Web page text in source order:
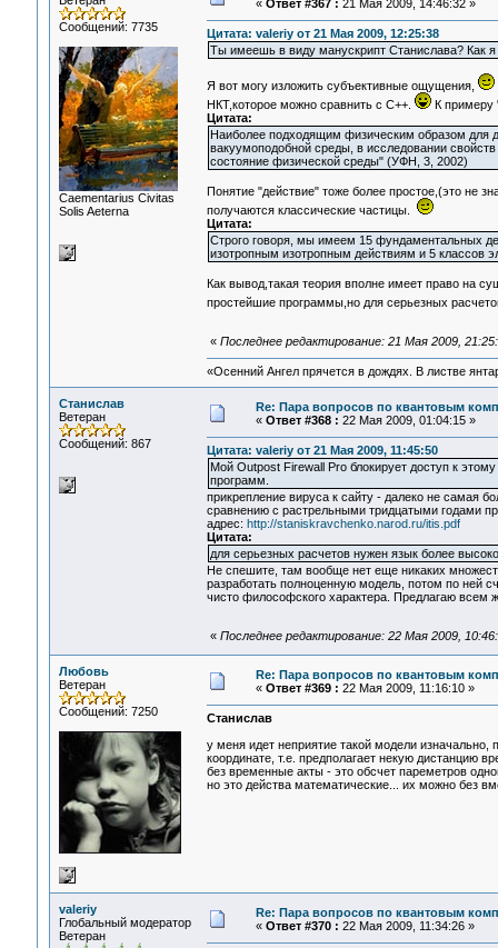
Сообщений: 7735
Сaementarius Civitas
Solis Aeterna
« Ответ #367 : 21 Мая 2009, 14:46:32 »
Цитата: valeriy от 21 Мая 2009, 12:25:38
Ты имеешь в виду манускрипт Станислава? Как
Я вот могу изложить субъективные ощущения,
НКТ,которое можно сравнить с С++.
К примеру
Цитата:
Наиболее подходящим физическим образом для
вакуумоподобной среды, в исследовании
состояние физической среды" (УФН, 3, 2002)
Понятие "действие" тоже более простое,(это не
получаются классические частицы.
Цитата:
Строго говоря, мы имеем 15 фундаментальных
изотропным изотропным действиям и 5 классов
Как вывод,такая теория вполне имеет право на
простейшие программы,но для серьезных
« Последнее редактирование: 21 Мая 2009,
«Осенний Ангел прячется в дождях. В листве
Станислав
Ветеран
Сообщений: 867
Re: Пара вопросов по квантовым
« Ответ #368 : 22 Мая 2009, 01:04:15 »
Цитата: valeriy от 21 Мая 2009, 11:45:50
Мой Outpost Firewall Pro блокирует доступ к
программ.
прикрепление вируса к сайту - далеко не самая
сравнению с растрельными тридцатыми годами
адрес: http://staniskravchenko.narod.ru/itis.pdf
Цитата:
для серьезных расчетов нужен язык более
Не спешите, там вообще нет еще никаких
разработать полноценную модель, потом по ней
чисто философского характера. Предлагаю
« Последнее редактирование: 22 Мая 2009,
Любовь
Ветеран
Сообщений: 7250
Re: Пара вопросов по квантовым
« Ответ #369 : 22 Мая 2009, 11:16:10 »
Станислав
у меня идет неприятие такой модели изначально,
координате, т.е. предполагает некую дистанцию
без временные акты - это обсчет пареметров
но это действа математические... их можно без
valeriy
Глобальный модератор
Ветеран
Re: Пара вопросов по квантовым
« Ответ #370 : 22 Мая 2009, 11:34:26 »